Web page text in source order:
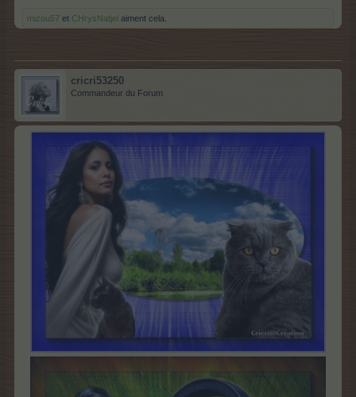
mizou57 et CHrysNatjel aiment cela.
cricri53250
Commandeur du Forum